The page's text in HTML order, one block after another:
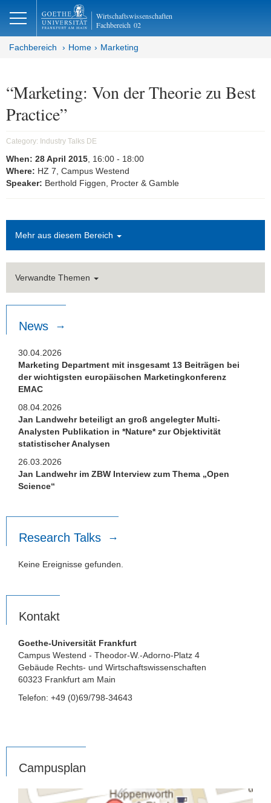
Wirtschaftswissenschaften
Fachbereich 02
Fachbereich Home Marketing
“Marketing: Von der Theorie zu Best
Practice”
Category: Industry Talks DE
When: 28 April 2015 , 16:00 - 18:00
Where: HZ 7, Campus Westend
Speaker: Berthold Figgen, Procter & Gamble
Mehr aus diesem Bereich
Verwandte Themen
News
30.04.2026
Marketing Department mit insgesamt 13 Beiträgen bei
der wichtigsten europäischen Marketingkonferenz
EMAC
08.04.2026
Jan Landwehr beteiligt an groß angelegter Multi-
Analysten Publikation in *Nature* zur Objektivität
statistischer Analysen
26.03.2026
Jan Landwehr im ZBW Interview zum Thema „Open
Science“
Research Talks
Keine Ereignisse gefunden.
Kontakt
Goethe-Universität Frankfurt
Campus Westend - Theodor-W.-Adorno-Platz 4
Gebäude Rechts- und Wirtschaftswissenschaften
60323 Frankfurt am Main
Telefon: +49 (0)69/798-34643
Campusplan